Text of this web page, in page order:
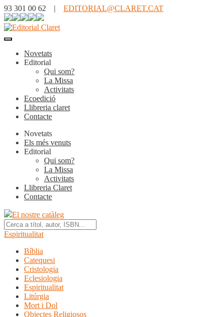
93 301 00 62 | EDITORIAL@CLARET.CAT
Novetats
Editorial
Qui som?
La Missa
Activitats
Ecoedició
Llibreria claret
Contacte
Novetats
Els més venuts
Editorial
Qui som?
La Missa
Activitats
Llibreria Claret
Contacte
El nostre catàleg
Espiritualitat
Bíblia
Catequesi
Cristologia
Eclesiologia
Espiritualitat
Litúrgia
Mort i Dol
Objectes Religiosos